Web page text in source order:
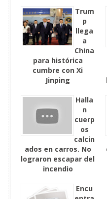
Trum
p
llega
a
China
para histórica
cumbre con Xi
Jinping
Halla
n
cuerp
os
calcin
ados en carros. No
lograron escapar del
incendio
Encu